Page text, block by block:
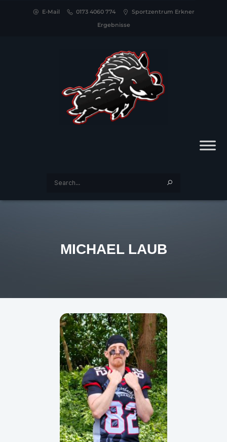
E-Mail 0173 4060 774
Sportzentrum Erkner
Ergebnisse
MICHAEL LAUB